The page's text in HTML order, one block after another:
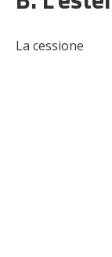
La cessione